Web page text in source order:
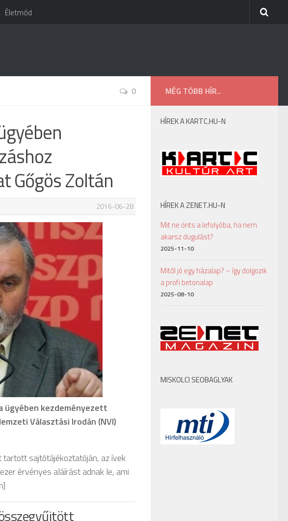
Életmód
0
Gőgös Zoltán
2016-06-28
ügyében kezdeményezett
Választási Irodán (NVI)
sajtótájékoztatóján, az ívek
érvényes aláírást adnak le, ami
MÉG TÖBB HÍR..
HÍREK A KARTC.HU-N
HÍREK A ZENET.HU-N
Mit ne önts a lefolyóba, ha nem
akarsz dugulást?
2025-11-10
Mitől jó egy házalap? – így dolgozik
a profi betonalap
2025-08-10
MISKOLCI SEOBAGLYAK